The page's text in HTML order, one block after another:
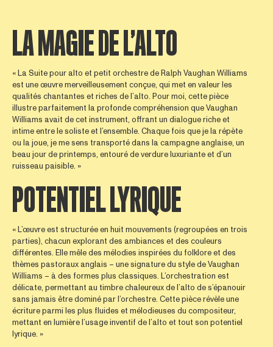
LA MAGIE DE L’ALTO
« La Suite pour alto et petit orchestre de Ralph Vaughan Williams
est une œuvre merveilleusement conçue, qui met en valeur les
qualités chantantes et riches de l’alto. Pour moi, cette pièce
illustre parfaitement la profonde compréhension que Vaughan
Williams avait de cet instrument, offrant un dialogue riche et
intime entre le soliste et l’ensemble. Chaque fois que je la répète
ou la joue, je me sens transporté dans la campagne anglaise, un
beau jour de printemps, entouré de verdure luxuriante et d’un
ruisseau paisible. »
POTENTIEL LYRIQUE
« L’œuvre est structurée en huit mouvements (regroupées en trois
parties), chacun explorant des ambiances et des couleurs
différentes. Elle mêle des mélodies inspirées du folklore et des
thèmes pastoraux anglais – une signature du style de Vaughan
Williams – à des formes plus classiques. L’orchestration est
délicate, permettant au timbre chaleureux de l’alto de s’épanouir
sans jamais être dominé par l’orchestre. Cette pièce révèle une
écriture parmi les plus fluides et mélodieuses du compositeur,
mettant en lumière l’usage inventif de l’alto et tout son potentiel
lyrique. »